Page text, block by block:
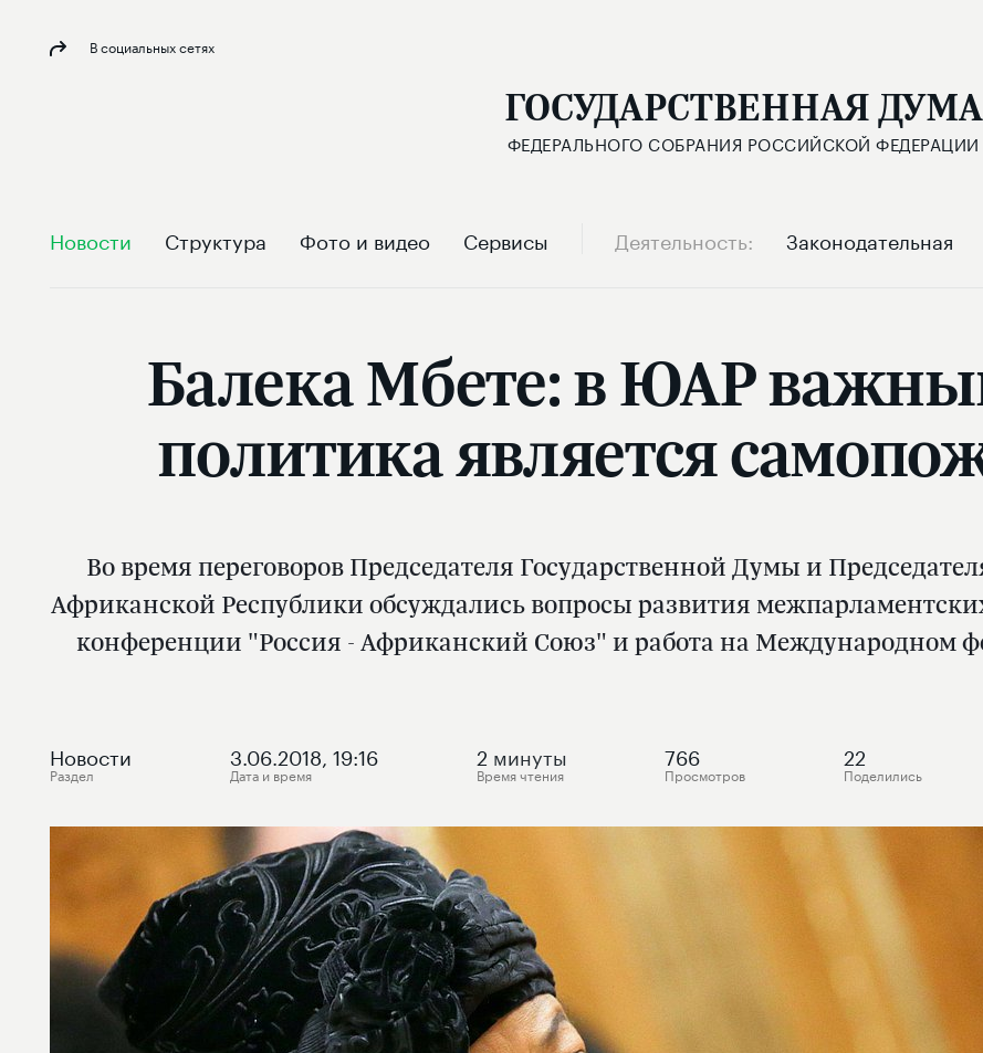
В социальных сетях
ГОСУДАРСТВЕННАЯ ДУМА
ФЕДЕРАЛЬНОГО СОБРАНИЯ РОССИЙСКОЙ ФЕДЕРАЦИИ
Новости Структура Фото и видео Сервисы Деятельность Законодательная
Балека Мбете: в ЮАР
политика является
Во время переговоров Председателя Государственной Думы и
Африканской Республики обсуждались вопросы развития
конференции "Россия - Африканский Союз" и работа на Международном
Новости
Раздел
3.06.2018, 19:16
Дата и время
2 минуты
Время чтения
766
Просмотров
22
Поделились